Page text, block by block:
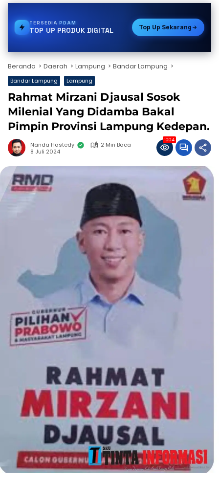
TERSEDIAVOUCHER GAME
TOP UP PRODUK DIGITAL Top Up Sekarang
Beranda Daerah Lampung Bandar Lampung
Bandar Lampung Lampung
Rahmat Mirzani Djausal Sosok
Milenial Yang Didamba Bakal
Pimpin Provinsi Lampung Kedepan.
Nanda Hastedy
2 Min Baca
8 Juli 2024
1004